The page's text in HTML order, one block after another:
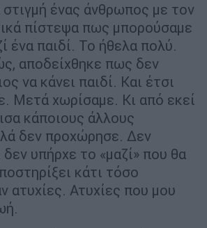
ένας άνθρωπος με τον
πίστεψα πως μπορούσαμε
ένα παιδί. Το ήθελα πολύ.
αποδείχθηκε πως δεν
να κάνει παιδί. Και έτσι
Μετά χωρίσαμε. Κι από εκεί
κάποιους άλλους
δεν προχώρησε. Δεν
υπήρχε το «μαζί» που θα
κάτι τόσο
ατυχίες. Ατυχίες που μου